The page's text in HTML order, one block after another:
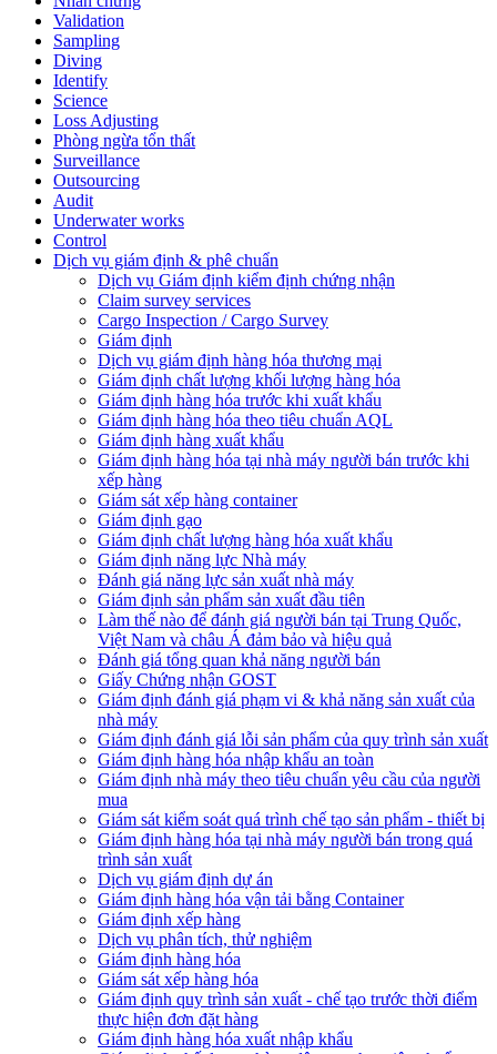
Validation
Sampling
Diving
Identify
Science
Loss Adjusting
Phòng ngừa tổn thất
Surveillance
Outsourcing
Audit
Underwater works
Control
Dịch vụ giám định & phê chuẩn
Dịch vụ Giám định kiểm định chứng nhận
Claim survey services
Cargo Inspection / Cargo Survey
Giám định
Dịch vụ giám định hàng hóa thương mại
Giám định chất lượng khối lượng hàng hóa
Giám định hàng hóa trước khi xuất khẩu
Giám định hàng hóa theo tiêu chuẩn AQL
Giám định hàng xuất khẩu
Giám định hàng hóa tại nhà máy người bán trước khi
xếp hàng
Giám sát xếp hàng container
Giám định gạo
Giám định chất lượng hàng hóa xuất khẩu
Giám định năng lực Nhà máy
Đánh giá năng lực sản xuất nhà máy
Giám định sản phẩm sản xuất đầu tiên
Làm thế nào để đánh giá người bán tại Trung Quốc,
Việt Nam và châu Á đảm bảo và hiệu quả
Đánh giá tổng quan khả năng người bán
Giấy Chứng nhận GOST
Giám định đánh giá phạm vi & khả năng sản xuất của
nhà máy
Giám định đánh giá lỗi sản phẩm của quy trình sản xuất
Giám định hàng hóa nhập khẩu an toàn
Giám định nhà máy theo tiêu chuẩn yêu cầu của người
mua
Giám sát kiểm soát quá trình chế tạo sản phẩm - thiết bị
Giám định hàng hóa tại nhà máy người bán trong quá
trình sản xuất
Dịch vụ giám định dự án
Giám định hàng hóa vận tải bằng Container
Giám định xếp hàng
Dịch vụ phân tích, thử nghiệm
Giám định hàng hóa
Giám sát xếp hàng hóa
Giám định quy trình sản xuất - chế tạo trước thời điểm
thực hiện đơn đặt hàng
Giám định hàng hóa xuất nhập khẩu